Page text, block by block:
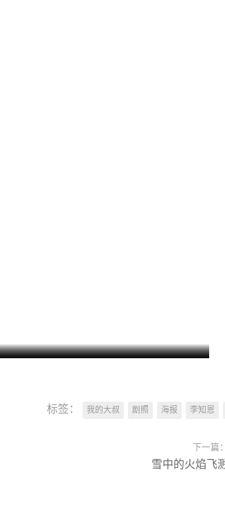
标签： 我的大叔 剧照 海报 李知恩
下一篇：
雪中​​的火焰飞